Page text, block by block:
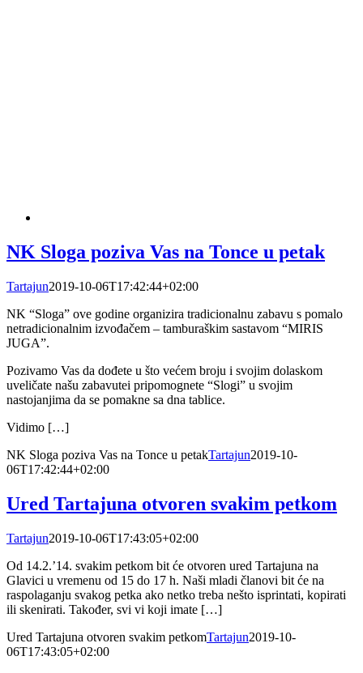
NK Sloga poziva Vas na Tonce u petak
Tartajun2019-10-06T17:42:44+02:00
NK “Sloga” ove godine organizira tradicionalnu zabavu s pomalo
netradicionalnim izvođačem – tamburaškim sastavom “MIRIS
JUGA”.
Pozivamo Vas da dođete u što većem broju i svojim dolaskom
uveličate našu zabavutei pripomognete “Slogi” u svojim
nastojanjima da se pomakne sa dna tablice.
Vidimo […]
NK Sloga poziva Vas na Tonce u petakTartajun2019-10-
06T17:42:44+02:00
Ured Tartajuna otvoren svakim petkom
Tartajun2019-10-06T17:43:05+02:00
Od 14.2.’14. svakim petkom bit će otvoren ured Tartajuna na
Glavici u vremenu od 15 do 17 h. Naši mladi članovi bit će na
raspolaganju svakog petka ako netko treba nešto isprintati, kopirati
ili skenirati. Također, svi vi koji imate […]
Ured Tartajuna otvoren svakim petkomTartajun2019-10-
06T17:43:05+02:00